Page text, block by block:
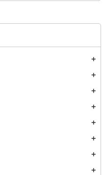
add
add
add
add
add
add
add
add